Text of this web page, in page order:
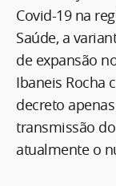
Covid-19 na
Saúde, a
de expansão
Ibaneis Rocha
decreto
transmissão
atualmente o